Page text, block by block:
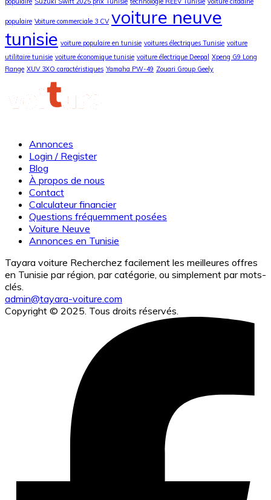
populaire Voiture commerciale 3 CV voiture neuve
tunisie voiture populaire en tunisie voitures électriques Tunisie voiture
utilitaire tunisie voiture économique tunisie voiture électrique Deepal Xpeng G9 Long
Range XUV 3XO caractéristiques Yamaha PW-49 Zouari Group Geely
Annonces
Login / Register
Blog
À propos de nous
Contact
Calculateur financier
Questions fréquemment posées
Voiture Neuve
Annonces en Tunisie
Tayara voiture Recherchez facilement les meilleures offres
en Tunisie par région, par catégorie, ou simplement par mots-
clés.
admin@tayara-voiture.com
Copyright © 2025. Tous droits réservés.